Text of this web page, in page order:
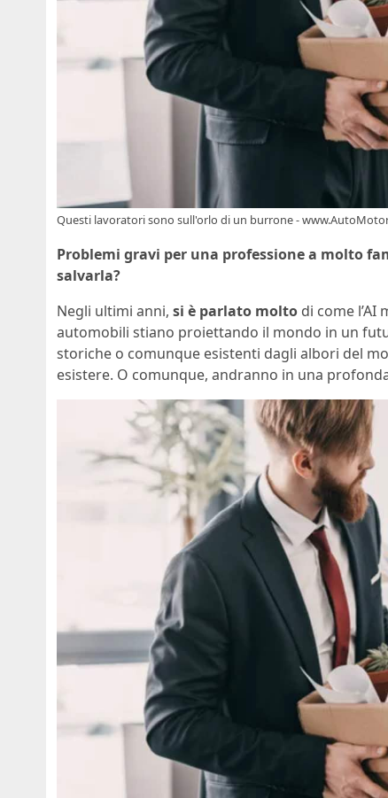
Questi lavoratori sono sull'orlo di un burrone -
Problemi gravi per una professione a molto
salvarla?
Negli ultimi anni, si è parlato molto di come
automobili stiano proiettando il mondo in un
storiche o comunque esistenti dagli albori del
esistere. O comunque, andranno in una